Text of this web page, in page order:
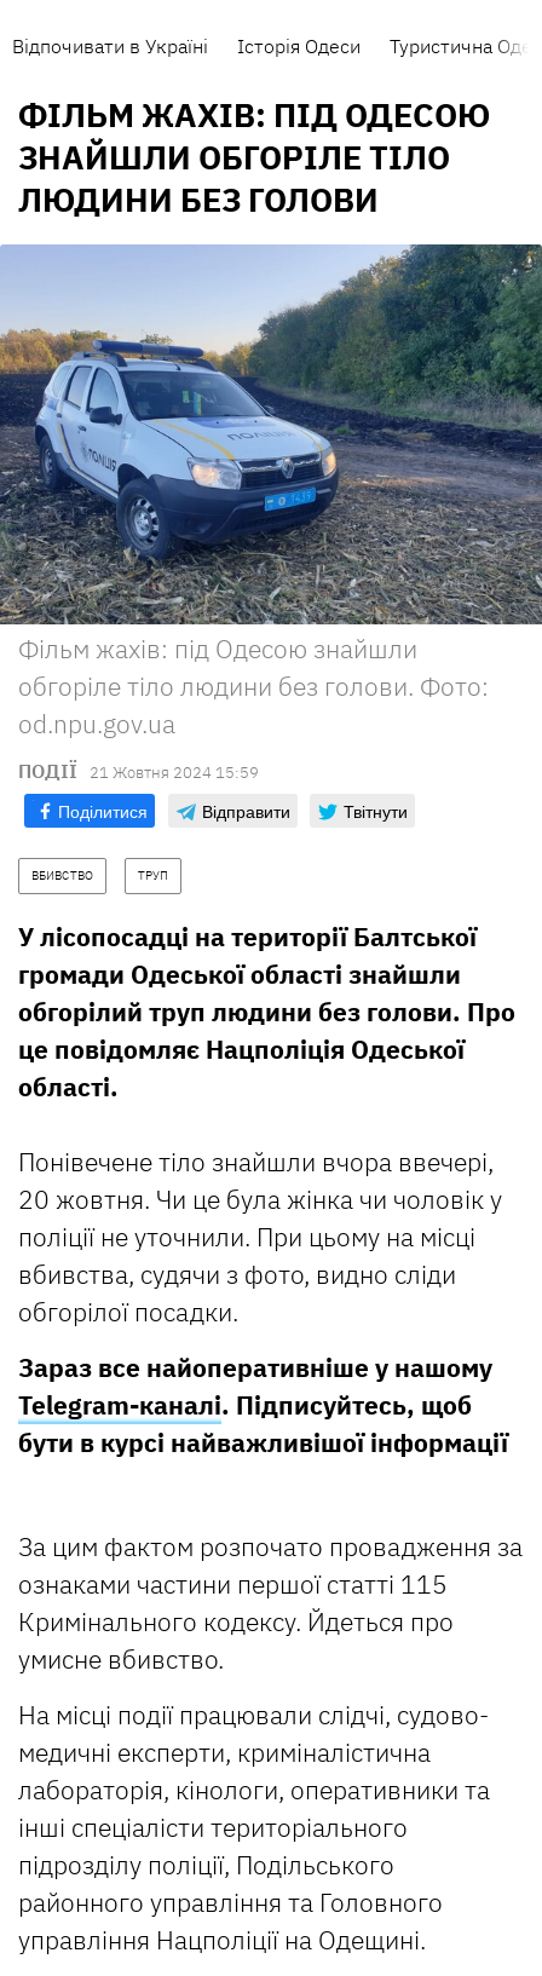
Відпочивати в Україні Історія Одеси Туристична
ФІЛЬМ ЖАХІВ: ПІД ОДЕСОЮ
ЗНАЙШЛИ ОБГОРІЛЕ ТІЛО
ЛЮДИНИ БЕЗ ГОЛОВИ
Фільм жахів: під Одесою знайшли
обгоріле тіло людини без голови. Фото:
od.npu.gov.ua
ПОДІЇ 21 Жовтня 2024 15:59
Поділитися Відправити Твітнути
ВБИВСТВО ТРУП
У лісопосадці на території Балтської
громади Одеської області знайшли
обгорілий труп людини без голови. Про
це повідомляє Нацполіція Одеської
області.
Понівечене тіло знайшли вчора ввечері,
20 жовтня. Чи це була жінка чи чоловік у
поліції не уточнили. При цьому на місці
вбивства, судячи з фото, видно сліди
обгорілої посадки.
Зараз все найоперативніше у нашому
Telegram-каналі. Підписуйтесь, щоб
бути в курсі найважливішої інформації
За цим фактом розпочато провадження за
ознаками частини першої статті 115
Кримінального кодексу. Йдеться про
умисне вбивство.
На місці події працювали слідчі, судово-
медичні експерти, криміналістична
лабораторія, кінологи, оперативники та
інші спеціалісти територіального
підрозділу поліції, Подільського
районного управління та Головного
управління Нацполіції на Одещині.